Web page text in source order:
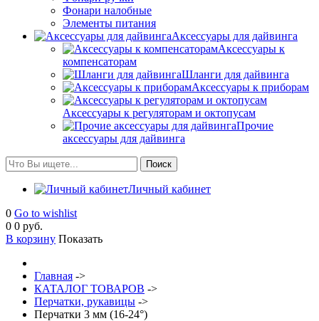
Фонари налобные
Элементы питания
Аксессуары для дайвинга
Аксессуары к
компенсаторам
Шланги для дайвинга
Аксессуары к приборам
Аксессуары к регуляторам и октопусам
Прочие
аксессуары для дайвинга
Личный кабинет
0 Go to wishlist
0 0 руб.
В корзину Показать
Главная ->
КАТАЛОГ ТОВАРОВ ->
Перчатки, рукавицы ->
Перчатки 3 мм (16-24°)